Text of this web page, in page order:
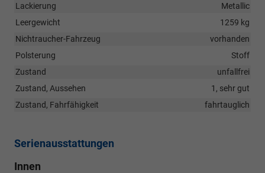
Lackierung
Metallic
Leergewicht
1259 kg
Nichtraucher-Fahrzeug
vorhanden
Polsterung
Stoff
Zustand
unfallfrei
Zustand, Aussehen
1, sehr gut
Zustand, Fahrfähigkeit
fahrtauglich
Serienausstattungen
Innen